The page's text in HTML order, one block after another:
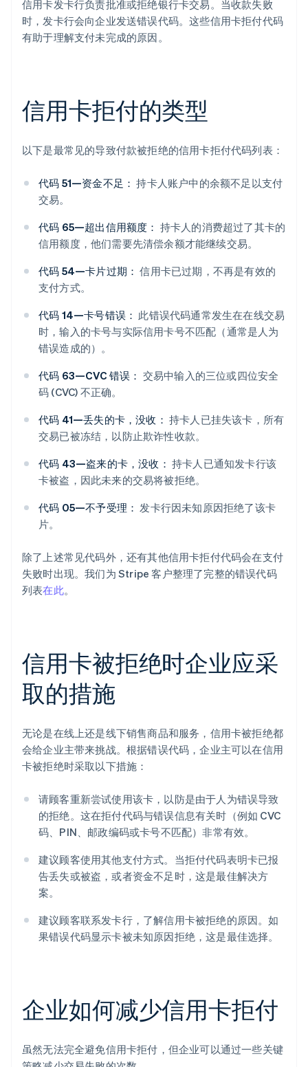
信用卡发卡行负责批准或拒绝银行卡交易。当收款失败
时，发卡行会向企业发送错误代码。这些信用卡拒付代码
有助于理解支付未完成的原因。
信用卡拒付的类型
以下是最常见的导致付款被拒绝的信用卡拒付代码列表：
代码 51—资金不足： 持卡人账户中的余额不足以支付
交易。
代码 65—超出信用额度： 持卡人的消费超过了其卡的
信用额度，他们需要先清偿余额才能继续交易。
代码 54—卡片过期： 信用卡已过期，不再是有效的
支付方式。
代码 14—卡号错误： 此错误代码通常发生在在线交易
时，输入的卡号与实际信用卡号不匹配（通常是人为
错误造成的）。
代码 63—CVC 错误： 交易中输入的三位或四位安全
码 (CVC) 不正确。
代码 41—丢失的卡，没收： 持卡人已挂失该卡，所有
交易已被冻结，以防止欺诈性收款。
代码 43—盗来的卡，没收： 持卡人已通知发卡行该
卡被盗，因此未来的交易将被拒绝。
代码 05—不予受理： 发卡行因未知原因拒绝了该卡
片。
除了上述常见代码外，还有其他信用卡拒付代码会在支付
失败时出现。我们为 Stripe 客户整理了完整的错误代码
列表在此。
信用卡被拒绝时企业应采
取的措施
无论是在线上还是线下销售商品和服务，信用卡被拒绝都
会给企业主带来挑战。根据错误代码，企业主可以在信用
卡被拒绝时采取以下措施：
请顾客重新尝试使用该卡，以防是由于人为错误导致
的拒绝。这在拒付代码与错误信息有关时（例如 CVC
码、PIN、邮政编码或卡号不匹配）非常有效。
建议顾客使用其他支付方式。当拒付代码表明卡已报
告丢失或被盗，或者资金不足时，这是最佳解决方
案。
建议顾客联系发卡行，了解信用卡被拒绝的原因。如
果错误代码显示卡被未知原因拒绝，这是最佳选择。
企业如何减少信用卡拒付
虽然无法完全避免信用卡拒付，但企业可以通过一些关键